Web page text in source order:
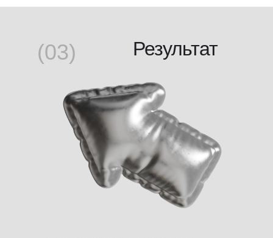
(03) Результат